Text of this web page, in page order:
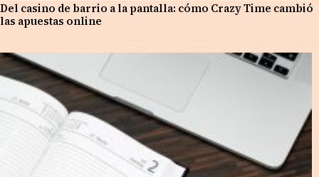
Del casino de barrio a la pantalla: cómo Crazy Time cambió
las apuestas online